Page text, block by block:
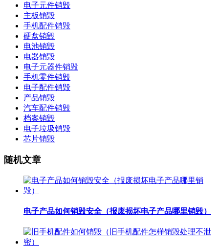
电子元件销毁
主板销毁
手机配件销毁
硬盘销毁
电池销毁
电器销毁
电子元器件销毁
手机零件销毁
电子配件销毁
产品销毁
汽车配件销毁
档案销毁
电子垃圾销毁
芯片销毁
随机文章
电子产品如何销毁安全（报废损坏电子产品哪里销毁）